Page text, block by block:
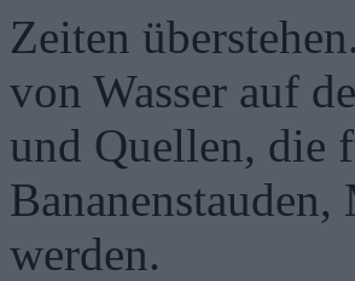
Zeiten
von Wasser auf
und Quellen, die
werden.